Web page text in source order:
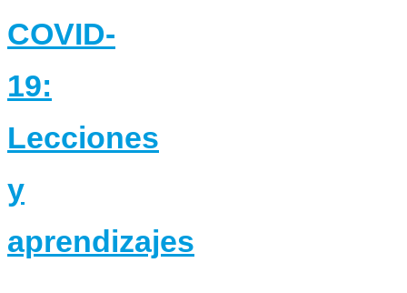
COVID-
19:
Lecciones
y
aprendizajes